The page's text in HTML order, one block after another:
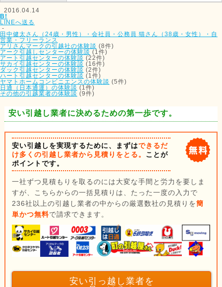
2016.04.14
B!
LINEへ送る
-
田中健太さん（24歳・男性）・会社員・公務員 猫さん（38歳・女性）・自
営業・フリーランス
アリさんマークの引越社の体験談 (8件)
アーク引越しセンターの体験談 (1件)
アート引越センターの体験談 (22件)
サカイ引越センターの体験談 (16件)
ダック引越センターの体験談 (2件)
ハート引越センターの体験談 (1件)
ヤマトホームコンビニエンスの体験談 (5件)
日通（日本通運）の体験談 (1件)
その他の引越業者の体験談 (9件)
安い引越し業者に決めるための第一歩です。
安い引越しを実現するために、まずはできるだ
け多くの引越し業者から見積りをとる。 ことが
ポイントです。
一社ずつ見積もりを取るのには大変な手間と労力を要しま
すが、こちらからの一括見積りは、たった一度の入力で
236社以上の引越し業者の中からの厳選数社の見積りを簡
単かつ無料で請求できます。
安い引っ越し業者を